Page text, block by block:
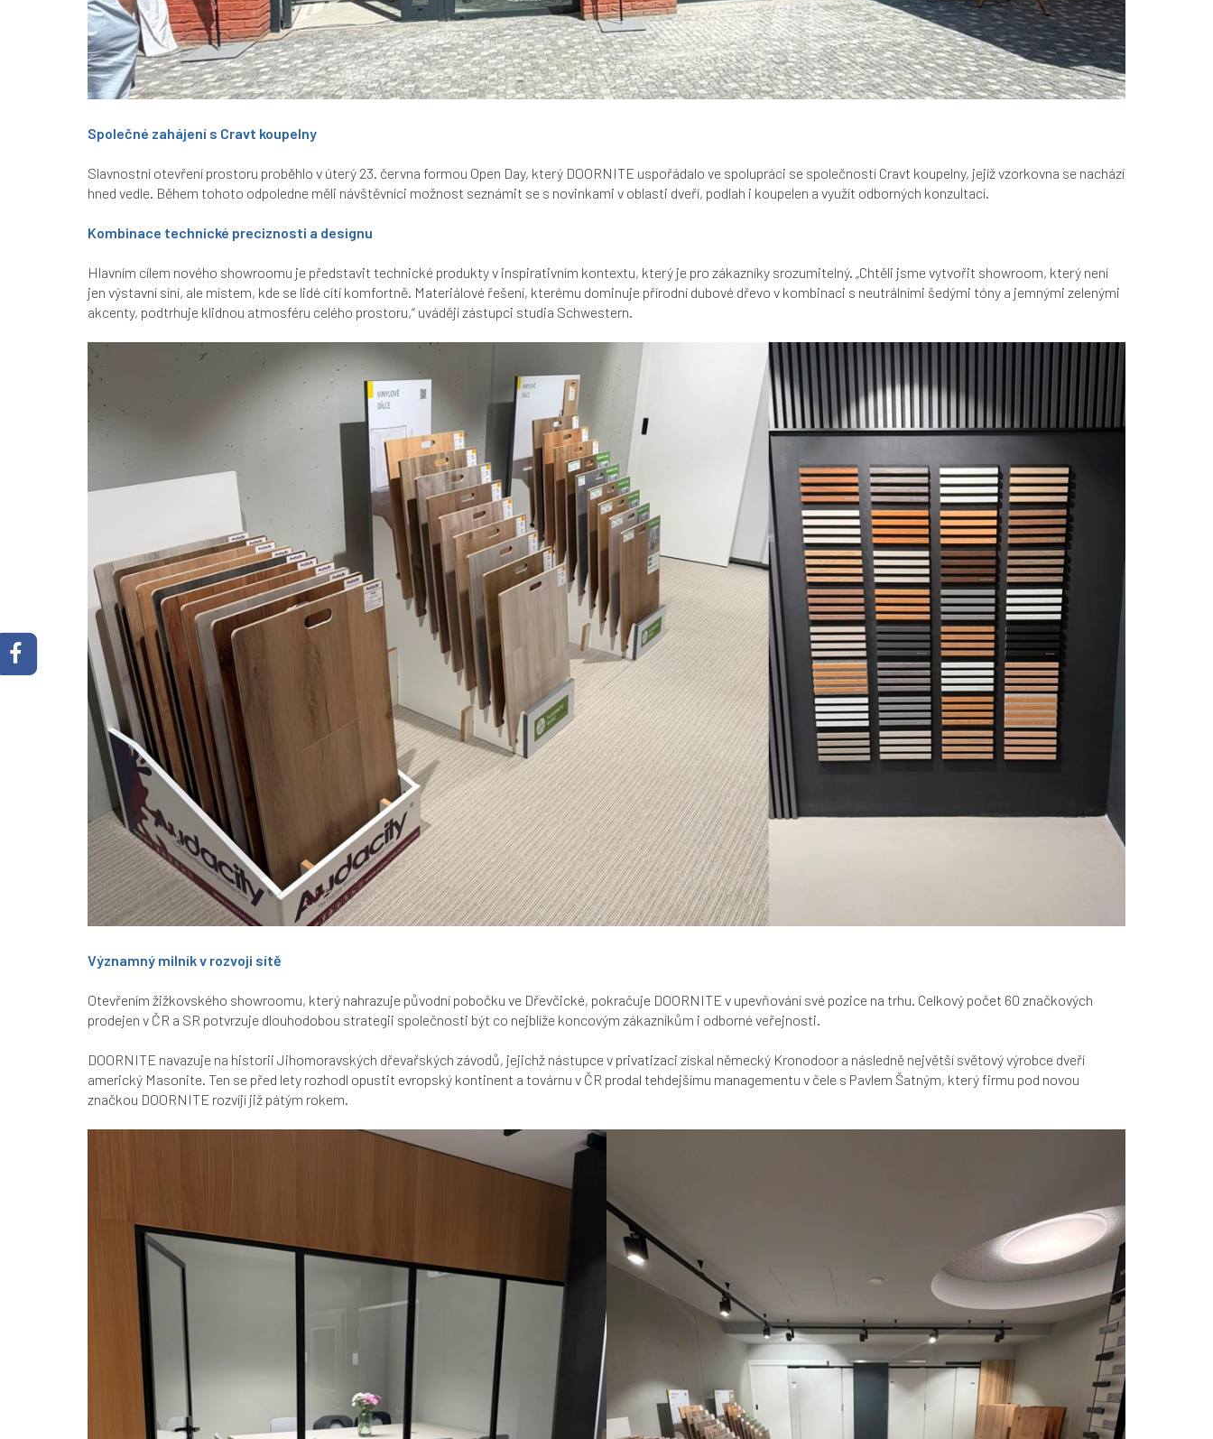
Společné zahájení s Cravt koupelny
Slavnostní otevření prostoru proběhlo v úterý 23. června formou Open Day, který DOORNITE uspořádalo ve spolupráci se společností Cravt koupelny, jejíž vzorkovna se nachází
hned vedle. Během tohoto odpoledne měli návštěvníci možnost seznámit se s novinkami v oblasti dveří, podlah i koupelen a využít odborných konzultací.
Kombinace technické preciznosti a designu
Hlavním cílem nového showroomu je představit technické produkty v inspirativním kontextu, který je pro zákazníky srozumitelný. „Chtěli jsme vytvořit showroom, který není
jen výstavní síní, ale místem, kde se lidé cítí komfortně. Materiálové řešení, kterému dominuje přírodní dubové dřevo v kombinaci s neutrálními šedými tóny a jemnými zelenými
akcenty, podtrhuje klidnou atmosféru celého prostoru,“ uvádějí zástupci studia Schwestern.
Významný milník v rozvoji sítě
Otevřením žižkovského showroomu, který nahrazuje původní pobočku ve Dřevčické, pokračuje DOORNITE v upevňování své pozice na trhu. Celkový počet 60 značkových
prodejen v ČR a SR potvrzuje dlouhodobou strategii společnosti být co nejblíže koncovým zákazníkům i odborné veřejnosti.
DOORNITE navazuje na historii Jihomoravských dřevařských závodů, jejichž nástupce v privatizaci získal německý Kronodoor a následně největší světový výrobce dveří
americký Masonite. Ten se před lety rozhodl opustit evropský kontinent a továrnu v ČR prodal tehdejšímu managementu v čele s Pavlem Šatným, který firmu pod novou
značkou DOORNITE rozvíjí již pátým rokem.